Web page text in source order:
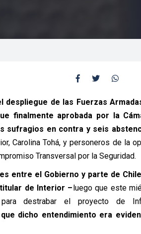
de las Fuerzas
finalmente aprobada por la
sufragios en contra y seis
Carolina Tohá, y personeros de la
Transversal por la Seguridad.
entre el Gobierno y parte de
de Interior –luego que este
dicho entendimiento era